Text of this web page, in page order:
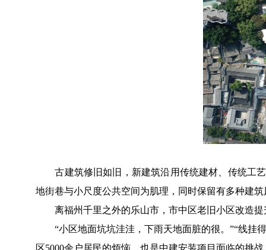
古建筑修旧如旧，新建筑沿用传统建材、传统工艺
地街巷与小尺度公共空间为肌理，同时保留有多种建
离福州千里之外的乐山市，市中区老旧小区改造提
“小区地面坑坑洼洼，下雨天地面脏的很。”“线挂
区5000余户居民的烦恼，也是中建安装项目面临的挑战